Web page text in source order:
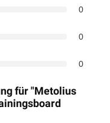
0
0
0
für "Metolius